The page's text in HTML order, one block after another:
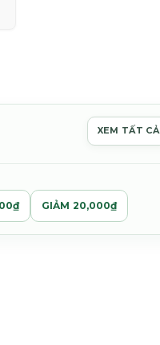
XEM TẤT CẢ
GIẢM 20,000₫